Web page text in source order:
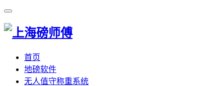
首页
地磅软件
无人值守称重系统